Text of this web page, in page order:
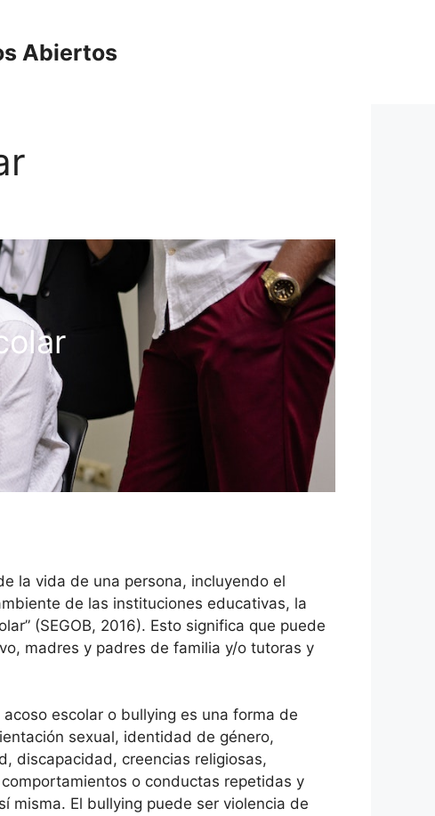
Abiertos
la vida de una persona, incluyendo el
de las instituciones educativas, la
(SEGOB, 2016). Esto significa que puede
madres y padres de familia y/o tutoras y
escolar o bullying es una forma de
sexual, identidad de género,
discapacidad, creencias religiosas,
o conductas repetidas y
misma. El bullying puede ser violencia de